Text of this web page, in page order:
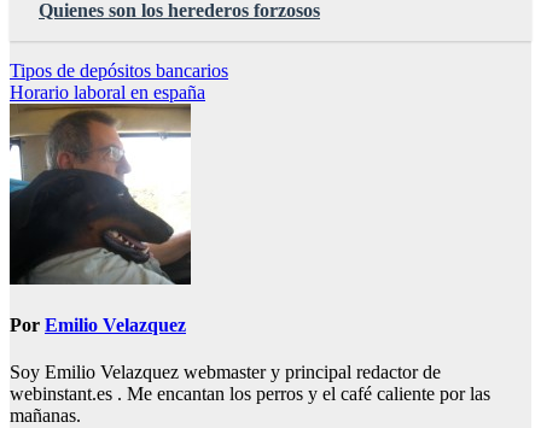
Quienes son los herederos forzosos
Navegación
de
entradas
Tipos de depósitos bancarios
Horario laboral en españa
Por Emilio Velazquez
Soy Emilio Velazquez webmaster y principal redactor de
webinstant.es . Me encantan los perros y el café caliente por las
mañanas.